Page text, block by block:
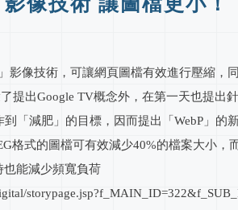
影像技術，可讓網頁圖檔有效進行壓縮
提出Google TV概念外，在第一天也提
「減肥」的目標，因而提出「WebP」的新
格式的圖檔可有效減少40%的檔案大小
能減少頻寬負荷